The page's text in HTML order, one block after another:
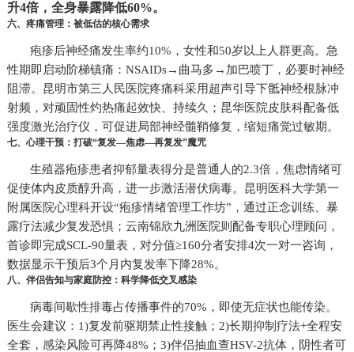
升4倍，全身暴露降低60%。
六、疼痛管理：被低估的核心需求
疱疹后神经痛发生率约10%，女性和50岁以上人群更高。急
性期即启动阶梯镇痛：NSAIDs→曲马多→加巴喷丁，必要时神经
阻滞。昆明市第三人民医院疼痛科采用超声引导下骶神经根脉冲
射频，对顽固性灼热痛起效快、持续久；昆华医院皮肤科配备低
强度激光治疗仪，可促进局部神经髓鞘修复，缩短痛觉过敏期。
七、心理干预：打破“复发—焦虑—再复发”魔咒
生殖器疱疹患者抑郁量表得分是普通人的2.3倍，焦虑情绪可
促使体内皮质醇升高，进一步激活潜伏病毒。昆明医科大学第一
附属医院心理科开设“疱疹情绪管理工作坊”，通过正念训练、暴
露疗法减少复发恐惧；云南锦欣九洲医院则配备专职心理顾问，
首诊即完成SCL-90量表，对分值≥160分者安排4次一对一咨询，
数据显示干预后3个月内复发率下降28%。
八、伴侣告知与家庭防控：科学降低交叉感染
病毒间歇性排毒占传播事件的70%，即使无症状也能传染。
医生会建议：1)复发前驱期禁止性接触；2)长期抑制疗法+全程安
全套，感染风险可再降48%；3)伴侣抽血查HSV-2抗体，阴性者可